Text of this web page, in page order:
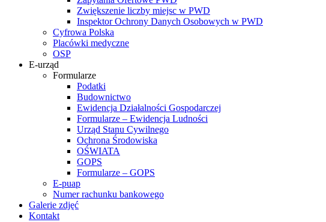
Zwiększenie liczby miejsc w PWD
Inspektor Ochrony Danych Osobowych w PWD
Cyfrowa Polska
Placówki medyczne
OSP
E-urząd
Formularze
Podatki
Budownictwo
Ewidencja Działalności Gospodarczej
Formularze – Ewidencja Ludności
Urząd Stanu Cywilnego
Ochrona Środowiska
OŚWIATA
GOPS
Formularze – GOPS
E-puap
Numer rachunku bankowego
Galerie zdjęć
Kontakt